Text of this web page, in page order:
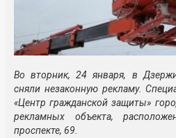
Во вторник, 24 января, в
сняли незаконную рекламу.
«Центр гражданской защиты»
рекламных объекта,
проспекте, 69.